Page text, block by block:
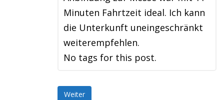
Minuten Fahrtzeit ideal. Ich kann
die Unterkunft uneingeschränkt
weiterempfehlen.
No tags for this post.
Weiter